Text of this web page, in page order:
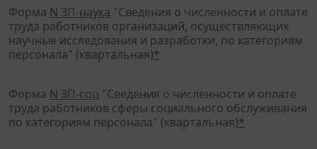
Форма N ЗП-наука "Сведения о численности и оплате
труда работников организаций, осуществляющих
научные исследования и разработки, по категориям
персонала" (квартальная)*
Форма N ЗП-соц "Сведения о численности и оплате
труда работников сферы социального обслуживания
по категориям персонала" (квартальная)*